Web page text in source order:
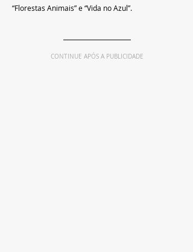
“Florestas Animais” e “Vida no Azul”.
CONTINUE APÓS A PUBLICIDADE